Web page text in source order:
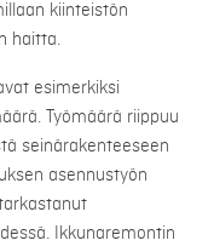
kiinteistön
haitta.
esimerkiksi
Työmäärä riippuu
seinärakenteeseen
asennustyön
Ikkunaremontin